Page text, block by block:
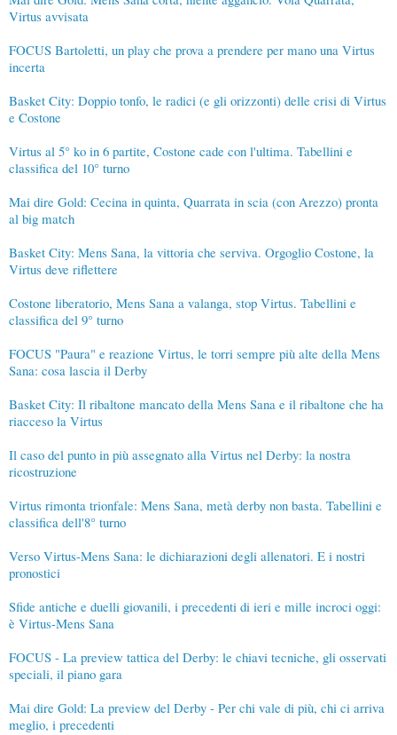
Virtus avvisata
FOCUS Bartoletti, un play che prova a prendere per mano una Virtus
incerta
Basket City: Doppio tonfo, le radici (e gli orizzonti) delle crisi di Virtus
e Costone
Virtus al 5° ko in 6 partite, Costone cade con l'ultima. Tabellini e
classifica del 10° turno
Mai dire Gold: Cecina in quinta, Quarrata in scia (con Arezzo) pronta
al big match
Basket City: Mens Sana, la vittoria che serviva. Orgoglio Costone, la
Virtus deve riflettere
Costone liberatorio, Mens Sana a valanga, stop Virtus. Tabellini e
classifica del 9° turno
FOCUS "Paura" e reazione Virtus, le torri sempre più alte della Mens
Sana: cosa lascia il Derby
Basket City: Il ribaltone mancato della Mens Sana e il ribaltone che ha
riacceso la Virtus
Il caso del punto in più assegnato alla Virtus nel Derby: la nostra
ricostruzione
Virtus rimonta trionfale: Mens Sana, metà derby non basta. Tabellini e
classifica dell'8° turno
Verso Virtus-Mens Sana: le dichiarazioni degli allenatori. E i nostri
pronostici
Sfide antiche e duelli giovanili, i precedenti di ieri e mille incroci oggi:
è Virtus-Mens Sana
FOCUS - La preview tattica del Derby: le chiavi tecniche, gli osservati
speciali, il piano gara
Mai dire Gold: La preview del Derby - Per chi vale di più, chi ci arriva
meglio, i precedenti